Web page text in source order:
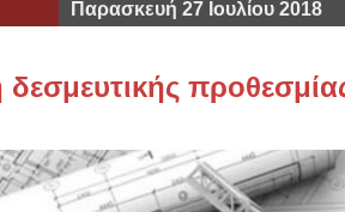
Παρασκευή 27 Ιουλίου 2018
δεσμευτικής